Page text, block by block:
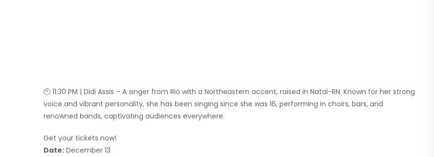
🕙 11:30 PM | Didi Assis – A singer from Rio with a Northeastern accent, raised in Natal-RN. Known for her strong
voice and vibrant personality, she has been singing since she was 16, performing in choirs, bars, and
renowned bands, captivating audiences everywhere.
Get your tickets now!
Date: December 13